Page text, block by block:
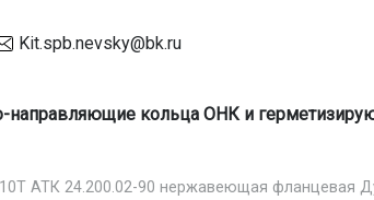
Kit.spb.nevsky@bk.ru
направляющие кольца ОНК и
АТК 24.200.02-90 нержавеющая фланцевая